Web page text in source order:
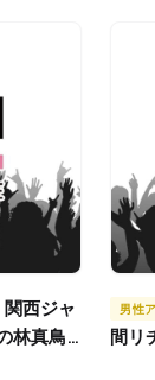
林真鳥
男性
間リ